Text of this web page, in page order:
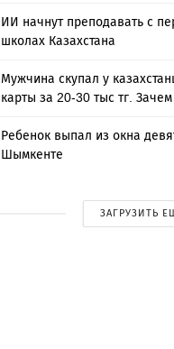
ИИ начнут преподавать с
школах Казахстана
Мужчина скупал у
карты за 20-30 тыс тг.
Ребенок выпал из окна
Шымкенте
ЗАГРУЗИТЬ